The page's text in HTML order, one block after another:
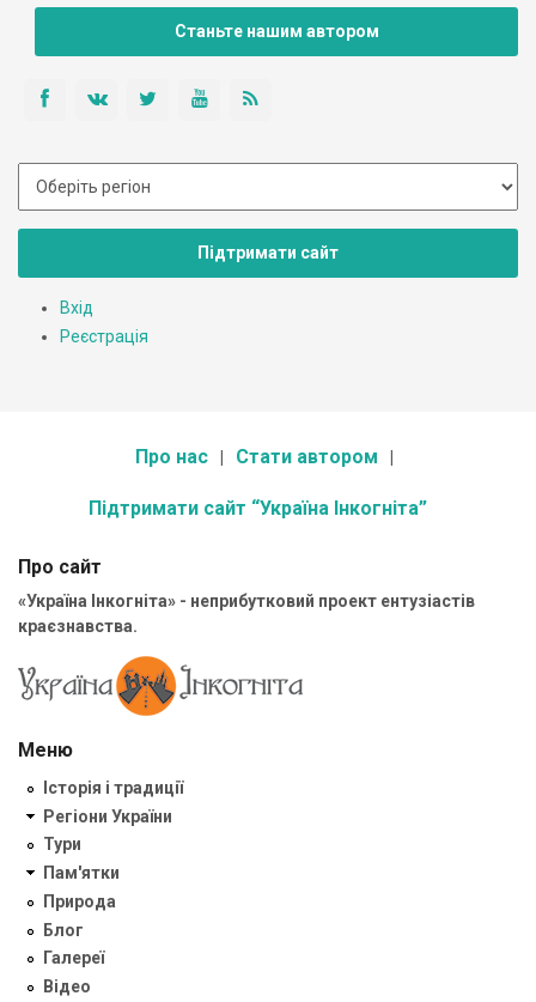
Станьте нашим автором
Підтримати сайт
Вхід
Реєстрація
Про нас Стати автором
Підтримати сайт “Україна Інкогніта”
Про сайт
«Україна Інкогніта» - неприбутковий проект ентузіастів
краєзнавства.
Меню
Історія і традиції
Регіони України
Тури
Пам'ятки
Природа
Блог
Галереї
Відео